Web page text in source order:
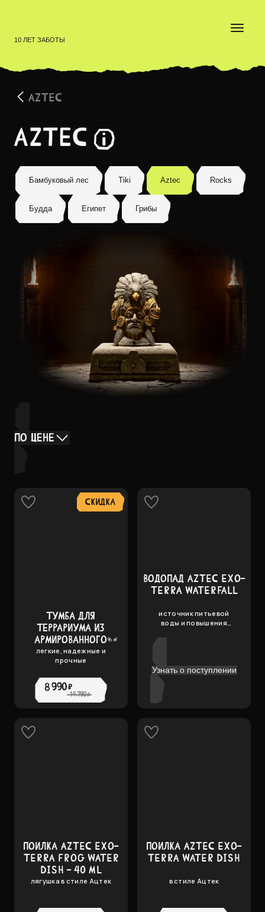
10 ЛЕТ ЗАБОТЫ
AZTEC
Aztec
Коллекция AZTEC создает мистическую древнюю
Бамбуковый лес Tiki Aztec Rocks
Будда Египет Грибы
ПО ЦЕНЕ
СКИДКА
ТУМБА ДЛЯ
ТЕРРАРИУМА ИЗ
АРМИРОВАННОГО
КАРТОНА, AZTEC
45Х45 EXO-TERRA
легкие, надежные и
прочные
8 990 ₽
14 790 ₽
ВОДОПАД AZTEC EXO-
TERRA WATERFALL
источник питьевой
воды и повышения
Узнать о поступлении
ПОИЛКА AZTEC EXO-
TERRA FROG WATER
DISH - 40 ML
лягушка в стиле Ацтек
ПОИЛКА AZTEC EXO-
TERRA WATER DISH
в стиле Ацтек